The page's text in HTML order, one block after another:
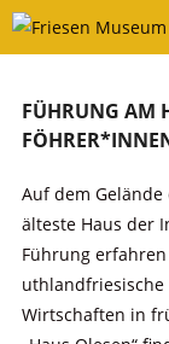
Skip
FÜHRUNG AM
Auf dem
älteste Haus der
Führung
uthlandfriesische
Wirtschaften in